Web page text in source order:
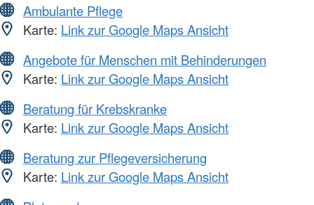
Ambulante Pflege
Karte: Link zur Google Maps Ansicht
Angebote für Menschen mit Behinderungen
Karte: Link zur Google Maps Ansicht
Beratung für Krebskranke
Karte: Link zur Google Maps Ansicht
Beratung zur Pflegeversicherung
Karte: Link zur Google Maps Ansicht